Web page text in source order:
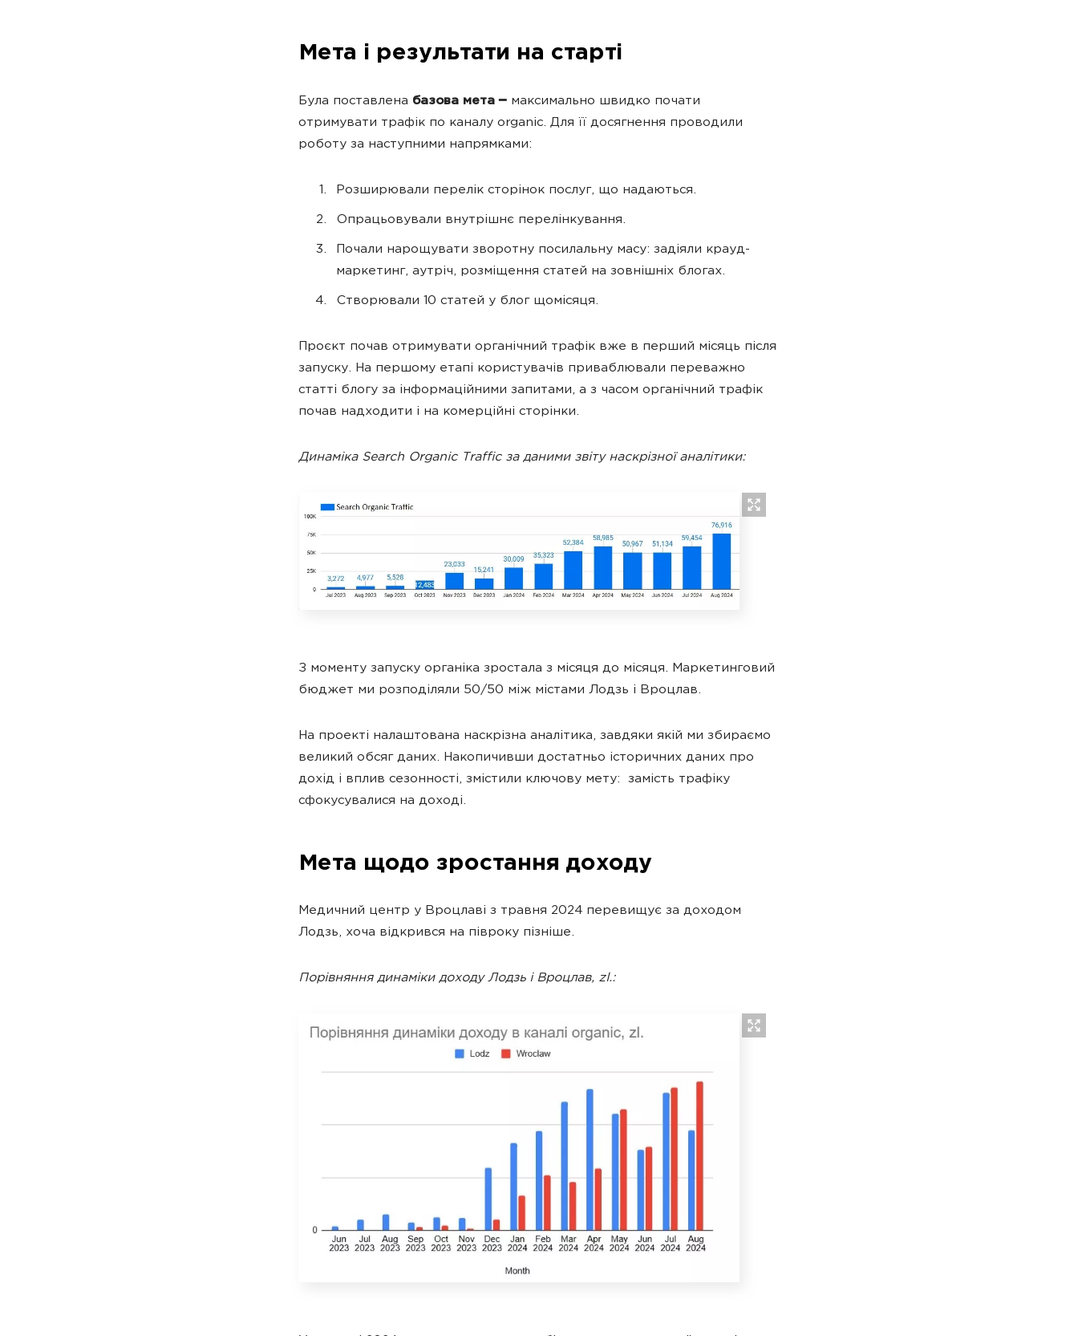
Мета і результати на старті
Була поставлена базова мета ━ максимально швидко почати
отримувати трафік по каналу organic. Для її досягнення проводили
роботу за наступними напрямками:
Розширювали перелік сторінок послуг, що надаються.
Опрацьовували внутрішнє перелінкування.
Почали нарощувати зворотну посилальну масу: задіяли крауд-
маркетинг, аутріч, розміщення статей на зовнішніх блогах.
Створювали 10 статей у блог щомісяця.
Проєкт почав отримувати органічний трафік вже в перший місяць після
запуску. На першому етапі користувачів приваблювали переважно
статті блогу за інформаційними запитами, а з часом органічний трафік
почав надходити і на комерційні сторінки.
Динаміка Search Organic Traffic за даними звіту наскрізної аналітики:
З моменту запуску органіка зростала з місяця до місяця. Маркетинговий
бюджет ми розподіляли 50/50 між містами Лодзь і Вроцлав.
На проекті налаштована наскрізна аналітика, завдяки якій ми збираємо
великий обсяг даних. Накопичивши достатньо історичних даних про
дохід і вплив сезонності, змістили ключову мету: замість трафіку
сфокусувалися на доході.
Мета щодо зростання доходу
Медичний центр у Вроцлаві з травня 2024 перевищує за доходом
Лодзь, хоча відкрився на півроку пізніше.
Порівняння динаміки доходу Лодзь і Вроцлав, zl.: